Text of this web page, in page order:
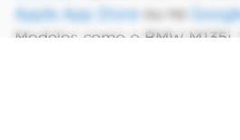
Apple App Storeou na
Modelos como o BMW